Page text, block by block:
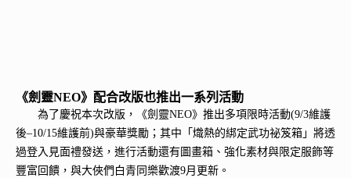
《劍靈NEO》配合改版也推出一系列活動
為了慶祝本次改版，《劍靈NEO》推出多項限時活動(9/3維護
後–10/15維護前)與豪華獎勵；其中「熾熱的綁定武功祕笈箱」將透
過登入見面禮發送，進行活動還有圖畫箱、強化素材與限定服飾等
豐富回饋，與大俠們白青同樂歡渡9月更新。